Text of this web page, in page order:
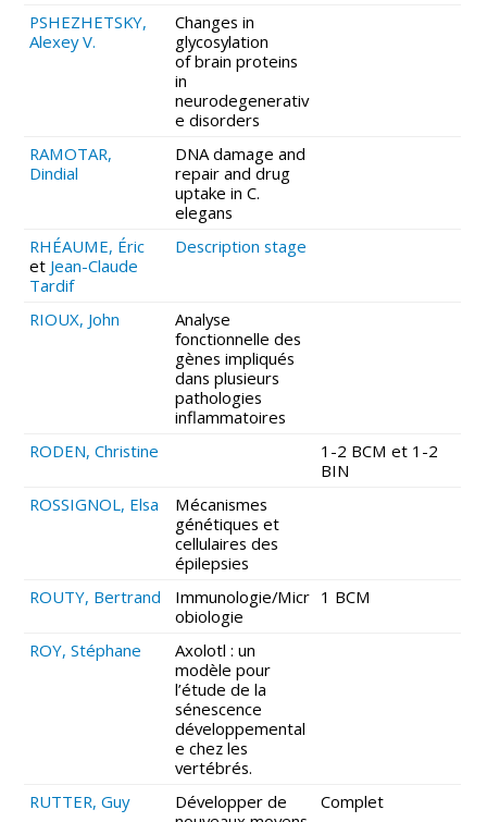
PSHEZHETSKY,
Alexey V.
Changes in
glycosylation
of brain proteins
in
neurodegenerativ
e disorders
RAMOTAR,
Dindial
DNA damage and
repair and drug
uptake in C.
elegans
RHÉAUME, Éric
et Jean-Claude
Tardif
Description stage
RIOUX, John
Analyse
fonctionnelle des
gènes impliqués
dans plusieurs
pathologies
inflammatoires
RODEN, Christine
1-2 BCM et 1-2
BIN
ROSSIGNOL, Elsa
Mécanismes
génétiques et
cellulaires des
épilepsies
ROUTY, Bertrand
Immunologie/Micr
obiologie
1 BCM
ROY, Stéphane
Axolotl : un
modèle pour
l’étude de la
sénescence
développemental
e chez les
vertébrés.
RUTTER, Guy
Développer de
Complet